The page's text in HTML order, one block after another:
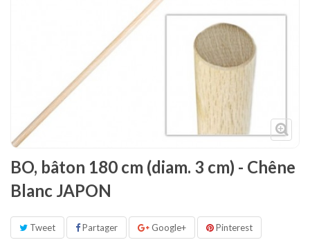
Décoration
Voir plus
BO, bâton 180 cm (diam. 3 cm) - Chêne
Blanc JAPON
Tweet Partager Google+ Pinterest